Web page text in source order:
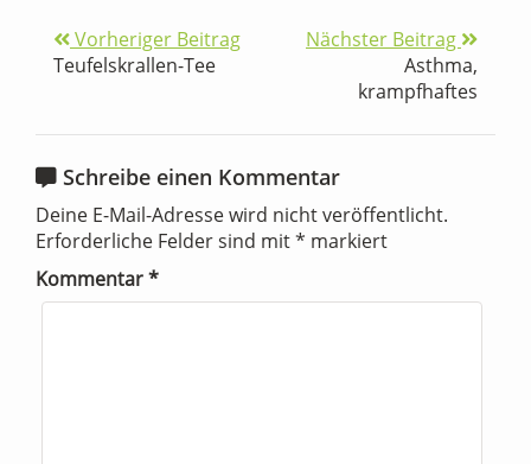
Vorheriger Beitrag
Teufelskrallen-Tee
Nächster Beitrag
Asthma,
krampfhaftes
Schreibe einen Kommentar
Deine E-Mail-Adresse wird nicht veröffentlicht.
Erforderliche Felder sind mit* markiert
Kommentar*